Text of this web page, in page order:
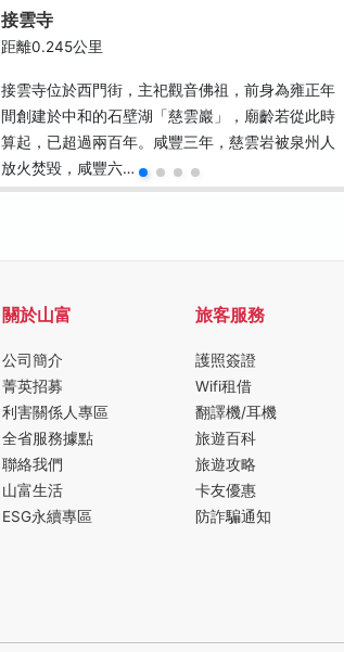
接雲寺
距離0.245公里
接雲寺位於西門街，主祀觀音佛祖，前身為雍正年
間創建於中和的石壁湖「慈雲巖」，廟齡若從此時
算起，已超過兩百年。咸豐三年，慈雲岩被泉州人
放火焚毀，咸豐六…
關於山富
公司簡介
菁英招募
利害關係人專區
全省服務據點
聯絡我們
山富生活
ESG永續專區
旅客服務
護照簽證
Wifi租借
翻譯機/耳機
旅遊百科
旅遊攻略
卡友優惠
防詐騙通知